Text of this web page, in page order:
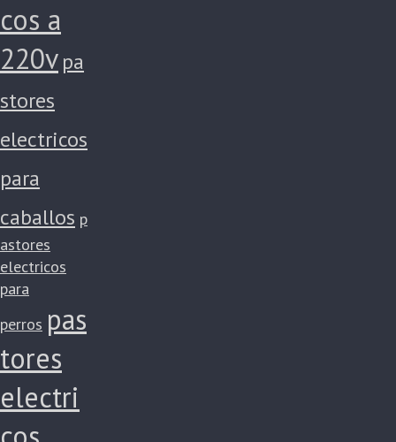
cos a
220vpa
stores
electricos
para
caballos p
astores
electricos
para
perros pas
tores
electri